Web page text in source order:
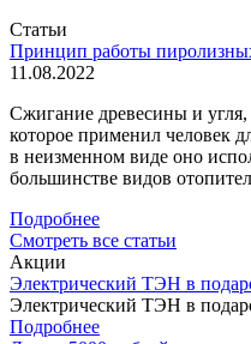
Статьи
Принцип работы
11.08.2022
Сжигание древесины и угля,
которое применил человек
в неизменном виде оно
большинстве видов
Подробнее
Смотреть все статьи
Акции
Электрический ТЭН в
Электрический ТЭН в
Подробнее